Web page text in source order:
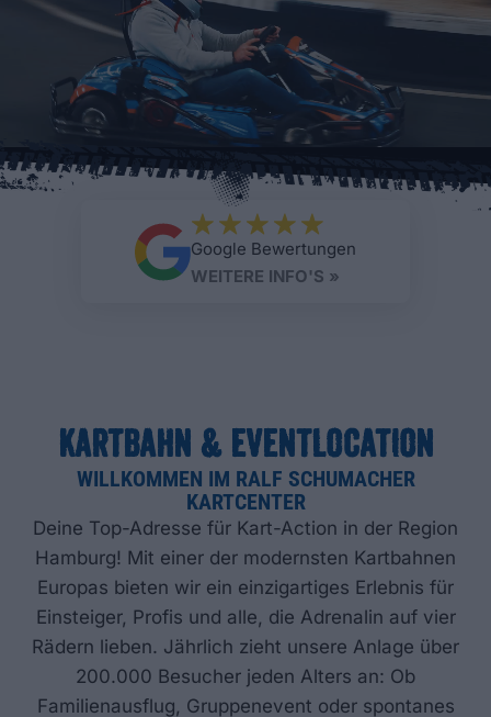
Google Bewertungen
WEITERE INFO'S »
KARTBAHN & EVENTLOCATION
WILLKOMMEN IM RALF SCHUMACHER
KARTCENTER
Deine Top-Adresse für Kart-Action in der Region
Hamburg! Mit einer der modernsten Kartbahnen
Europas bieten wir ein einzigartiges Erlebnis für
Einsteiger, Profis und alle, die Adrenalin auf vier
Rädern lieben. Jährlich zieht unsere Anlage über
200.000 Besucher jeden Alters an: Ob
Familienausflug, Gruppenevent oder spontanes